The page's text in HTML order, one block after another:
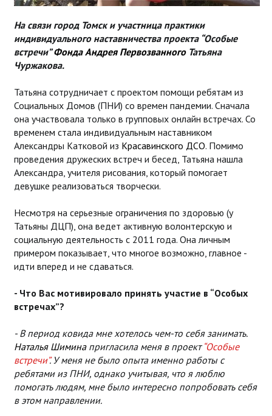
На связи город Томск и участница практики
индивидуального наставничества проекта “Особые
встречи”Фонда Андрея ПервозванногоТатьяна
Чуржакова.
Татьяна сотрудничает с проектом помощи ребятам из
Социальных Домов (ПНИ) со времен пандемии. Сначала
она участвовала только в групповых онлайн встречах. Со
временем стала индивидуальным наставником
Александры Катковой из Красавинского ДСО. Помимо
проведения дружеских встреч и бесед, Татьяна нашла
Александра, учителя рисования, который помогает
девушке реализоваться творчески.
Несмотря на серьезные ограничения по здоровью (у
Татьяны ДЦП), она ведет активную волонтерскую и
социальную деятельность с 2011 года. Она личным
примером показывает, что многое возможно, главное -
идти вперед и не сдаваться.
- Что Вас мотивировало принять участие в “Особых
встречах”?
- В период ковида мне хотелось чем-то себя занимать.
Наталья Шиминапригласила меня в проект“Особые
встречи”. У меня не было опыта именно работы с
ребятами из ПНИ, однако учитывая, что я люблю
помогать людям, мне было интересно попробовать себя
в этом направлении.